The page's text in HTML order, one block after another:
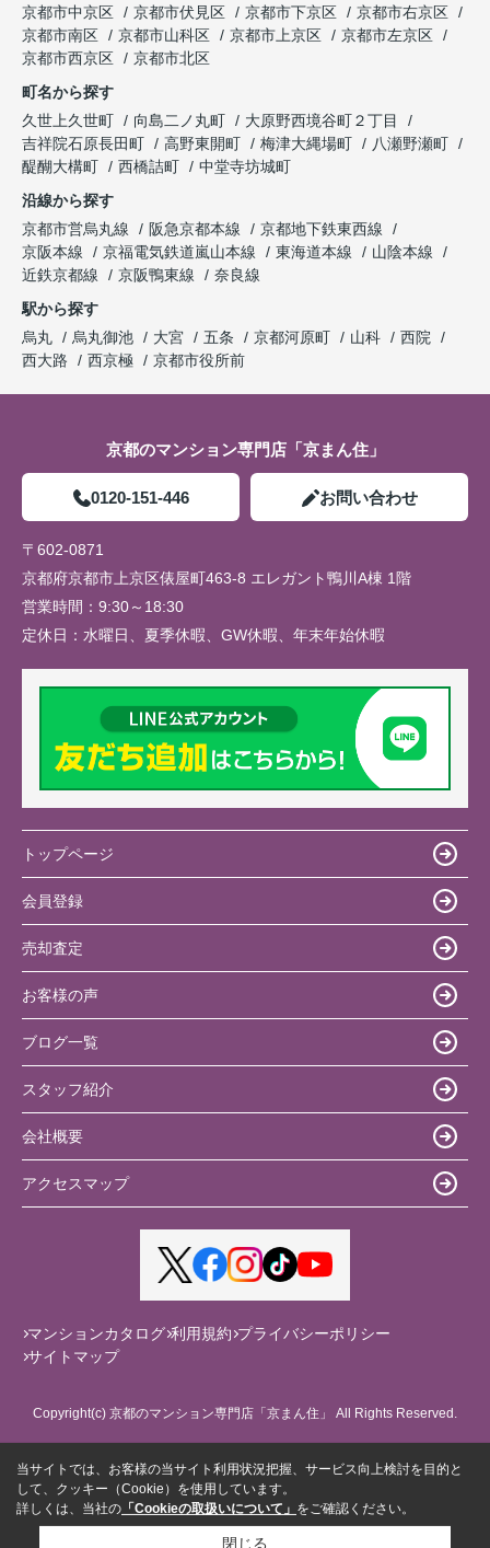
京都市中京区
京都市伏見区 京都市下京区
京都市右京区
京都市南区
京都市山科区 京都市上京区
京都市左京区
京都市西京区
京都市北区
町名から探す
久世上久世町
向島二ノ丸町
大原野西境谷町２丁目
吉祥院石原長田町
高野東開町 梅津大縄場町
八瀬野瀬町
醍醐大構町
西橋詰町
中堂寺坊城町
沿線から探す
京都市営烏丸線
阪急京都本線
京都地下鉄東西線
京阪本線
京福電気鉄道嵐山本線 東海道本線
山陰本線
近鉄京都線
京阪鴨東線
奈良線
駅から探す
烏丸
烏丸御池 大宮 五条 京都河原町 山科
西院
西大路
西京極 京都市役所前
京都のマンション専門店「京まん住」
0120-151-446 お問い合わせ
〒602-0871
京都府京都市上京区俵屋町463-8 エレガント鴨川A棟 1階
営業時間： 9:30～18:30
定休日： 水曜日、夏季休暇、GW休暇、年末年始休暇
トップページ
会員登録
売却査定
お客様の声
ブログ一覧
スタッフ紹介
会社概要
アクセスマップ
マンションカタログ 利用規約 プライバシーポリシー
サイトマップ
Copyright(c) 京都のマンション専門店「京まん住」 All Rights Reserved.
当サイトでは、お客様の当サイト利用状況把握、サービス向上検討を目的と
して、クッキー（Cookie）を使用しています。
詳しくは、当社の 「Cookieの取扱いについて」 をご確認ください。
閉じる